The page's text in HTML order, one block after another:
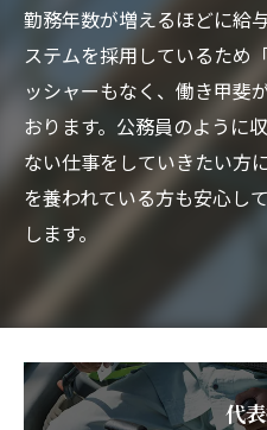
勤務年数が増えるほどに給
ステムを採用しているため
ッシャーもなく、働き甲斐
おります。公務員のように
ない仕事をしていきたい方
を養われている方も安心し
します。
代